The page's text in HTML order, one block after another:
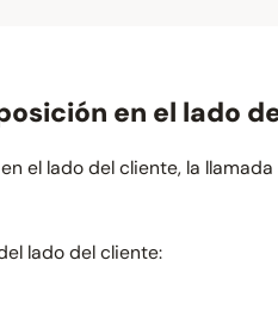
en el lado
el lado del cliente, la llamada
lado del cliente: